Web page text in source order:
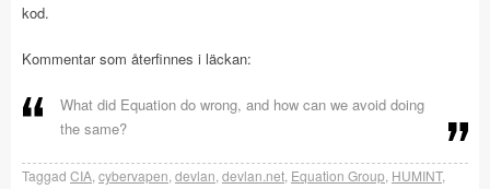
kod.
Kommentar som återfinnes i läckan:
What did Equation do wrong, and how can we avoid doing
the same?
Taggad CIA cybervapen devlan devlan.net Equation Group HUMINT,